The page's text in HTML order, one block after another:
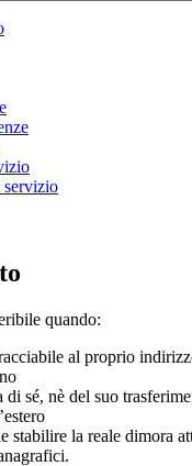
quando:
al proprio
di sé, nè del suo
stabilire la reale dimora